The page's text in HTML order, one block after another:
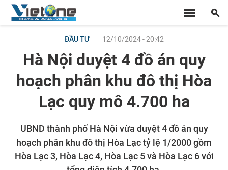
ĐẦU TƯ 12/10/2024 - 20:42
Hà Nội duyệt 4 đồ án quy
hoạch phân khu đô thị Hòa
Lạc quy mô 4.700 ha
UBND thành phố Hà Nội vừa duyệt 4 đồ án quy
hoạch phân khu đô thị Hòa Lạc tỷ lệ 1/2000 gồm
Hòa Lạc 3, Hòa Lạc 4, Hòa Lạc 5 và Hòa Lạc 6 với